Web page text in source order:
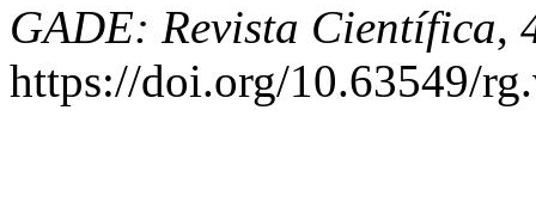
GADE: Revista Científica,
https://doi.org/10.63549/